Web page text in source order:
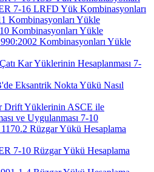
7-16 LRFD Yük Kombinasyonları
Kombinasyonları Yükle
Kombinasyonları Yükle
Kombinasyonları Yükle
Kar Yüklerinin Hesaplanması 7-
Eksantrik Nokta Yükü Nasıl
Drift Yüklerinin ASCE ile
ve Uygulanması 7-10
Rüzgar Yükü Hesaplama
7-10 Rüzgar Yükü Hesaplama